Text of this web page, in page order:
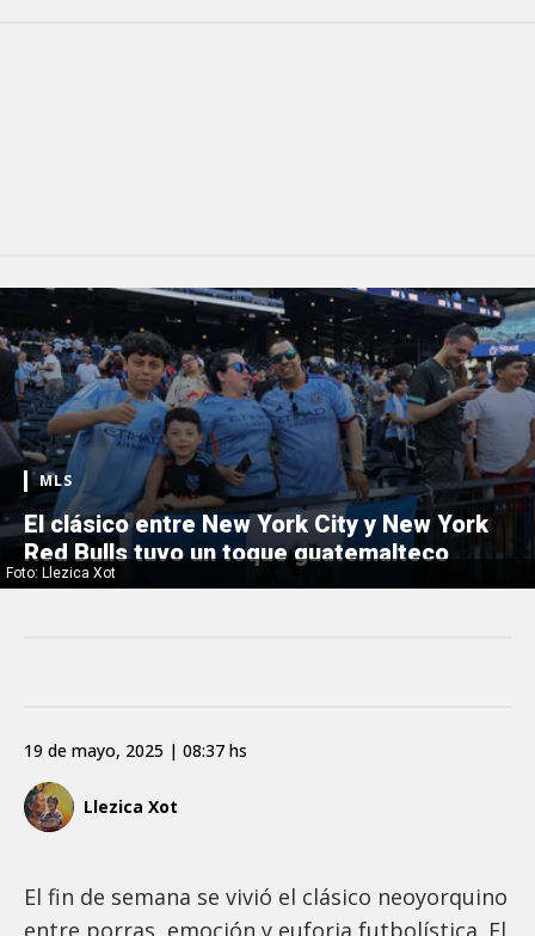
Foto: Llezica Xot
MLS
El clásico entre New York City y New York
Red Bulls tuvo un toque guatemalteco
Llezica Xot
19 de mayo, 2025 | 08:37 hs
El fin de semana se vivió el clásico neoyorquino
entre porras, emoción y euforia futbolística. El